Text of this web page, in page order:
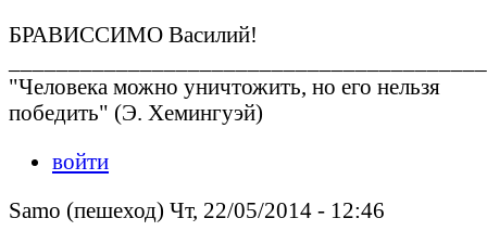
БРАВИССИМО Василий!
"Человека можно уничтожить, но его нельзя
победить" (Э. Хемингуэй)
войти
Samo (пешеход) Чт, 22/05/2014 - 12:46